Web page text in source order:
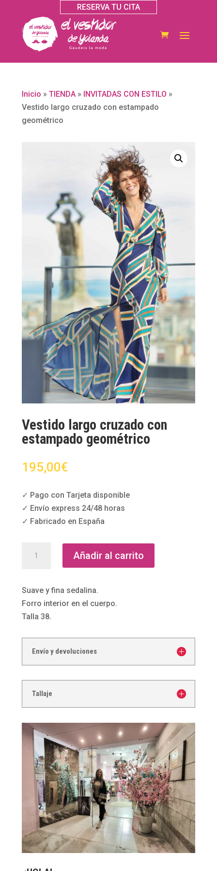
RESERVA TU CITA
Inicio » TIENDA» INVITADAS CON ESTILO »
Vestido largo cruzado con estampado
geométrico
Vestido largo cruzado con
estampado geométrico
195,00€
✓ Pago con Tarjeta disponible
✓ Envío express 24/48 horas
✓ Fabricado en España
con
estampado
geométrico
Añadir al carrito
Suave y fina sedalina.
Forro interior en el cuerpo.
Talla 38.
Envío y devoluciones
Tallaje